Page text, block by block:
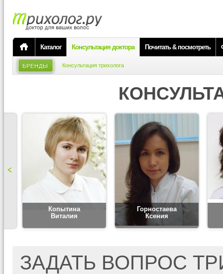
Каталог Консультация доктора Почитать & посмотреть
БРЕНДЫ Консультация трихолога
Копытина
Виталия
Горностаева
Ксения
ЗАДАТЬ ВОПРОС